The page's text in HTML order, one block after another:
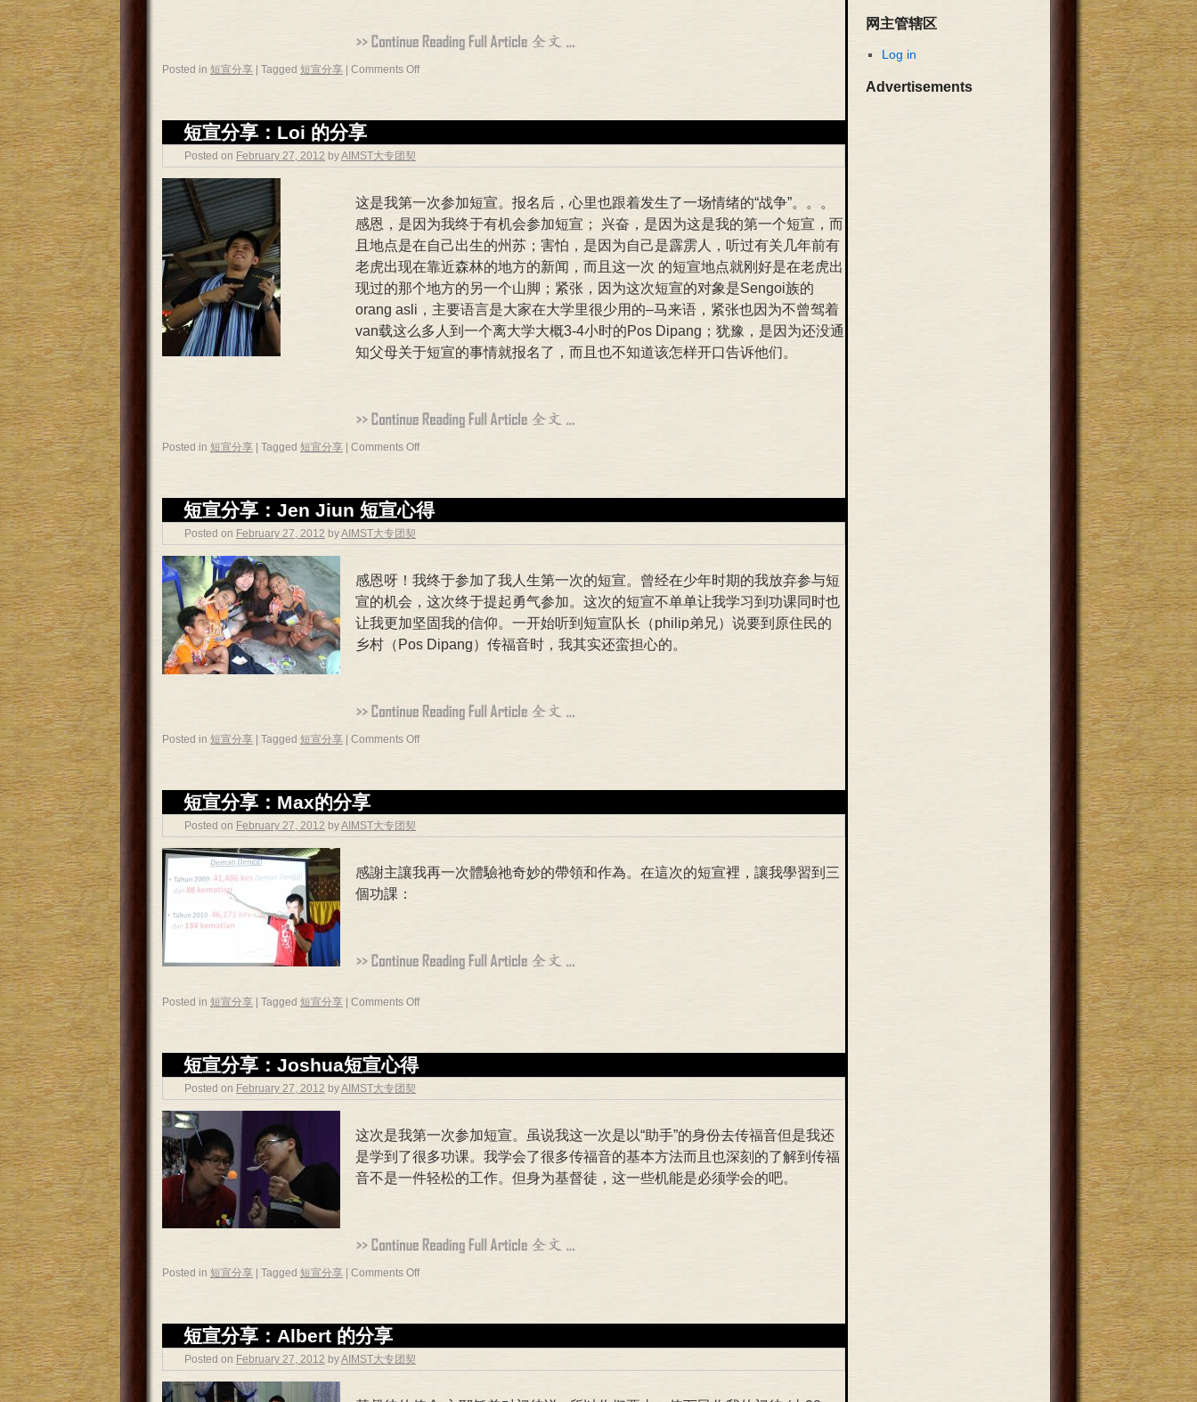
Posted in 短宣分享 Tagged 短宣分享 Comments Off
短宣分享：Loi 的分享
Posted on February 27, 2012 byAIMST大专团契
这是我第一次参加短宣。报名后，心里也跟着发生了一场情绪的“战争”。。。
感恩，是因为我终于有机会参加短宣； 兴奋，是因为这是我的第一个短宣，而
且地点是在自己出生的州苏；害怕，是因为自己是霹雳人，听过有关几年前有
老虎出现在靠近森林的地方的新闻，而且这一次 的短宣地点就刚好是在老虎出
现过的那个地方的另一个山脚；紧张，因为这次短宣的对象是Sengoi族的
orang asli，主要语言是大家在大学里很少用的–马来语，紧张也因为不曾驾着
van载这么多人到一个离大学大概3-4小时的Pos Dipang；犹豫，是因为还没通
知父母关于短宣的事情就报名了，而且也不知道该怎样开口告诉他们。
Posted in 短宣分享 Tagged 短宣分享 Comments Off
短宣分享：Jen Jiun 短宣心得
Posted on February 27, 2012 byAIMST大专团契
感恩呀！我终于参加了我人生第一次的短宣。曾经在少年时期的我放弃参与短
宣的机会，这次终于提起勇气参加。这次的短宣不单单让我学习到功课同时也
让我更加坚固我的信仰。一开始听到短宣队长（philip弟兄）说要到原住民的
乡村（Pos Dipang）传福音时，我其实还蛮担心的。
Posted in 短宣分享 Tagged 短宣分享 Comments Off
短宣分享：Max的分享
Posted on February 27, 2012 byAIMST大专团契
感謝主讓我再一次體驗祂奇妙的帶領和作為。在這次的短宣裡，讓我學習到三
個功課：
Posted in 短宣分享 Tagged 短宣分享 Comments Off
短宣分享：Joshua短宣心得
Posted on February 27, 2012 byAIMST大专团契
这次是我第一次参加短宣。虽说我这一次是以“助手”的身份去传福音但是我还
是学到了很多功课。我学会了很多传福音的基本方法而且也深刻的了解到传福
音不是一件轻松的工作。但身为基督徒，这一些机能是必须学会的吧。
Posted in 短宣分享 Tagged 短宣分享 Comments Off
短宣分享：Albert 的分享
Posted on February 27, 2012 byAIMST大专团契
网主管辖区
Log in
Advertisements